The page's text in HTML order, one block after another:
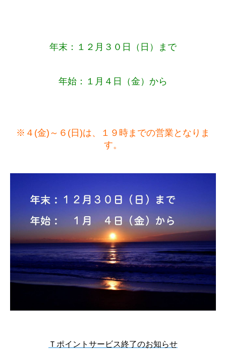
年末：１２月３０日（日）まで
年始：１月４日（金）から
※４(金)～６(日)は、１９時までの営業となりま
す。
Ｔポイント サービス終了のお知らせ